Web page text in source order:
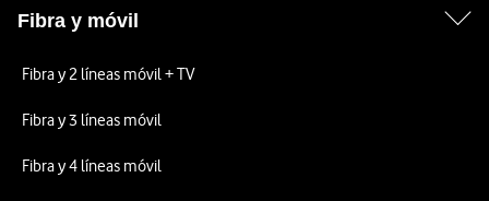
Fibra y móvil
Fibra y 2 líneas móvil + TV
Fibra y 3 líneas móvil
Fibra y 4 líneas móvil